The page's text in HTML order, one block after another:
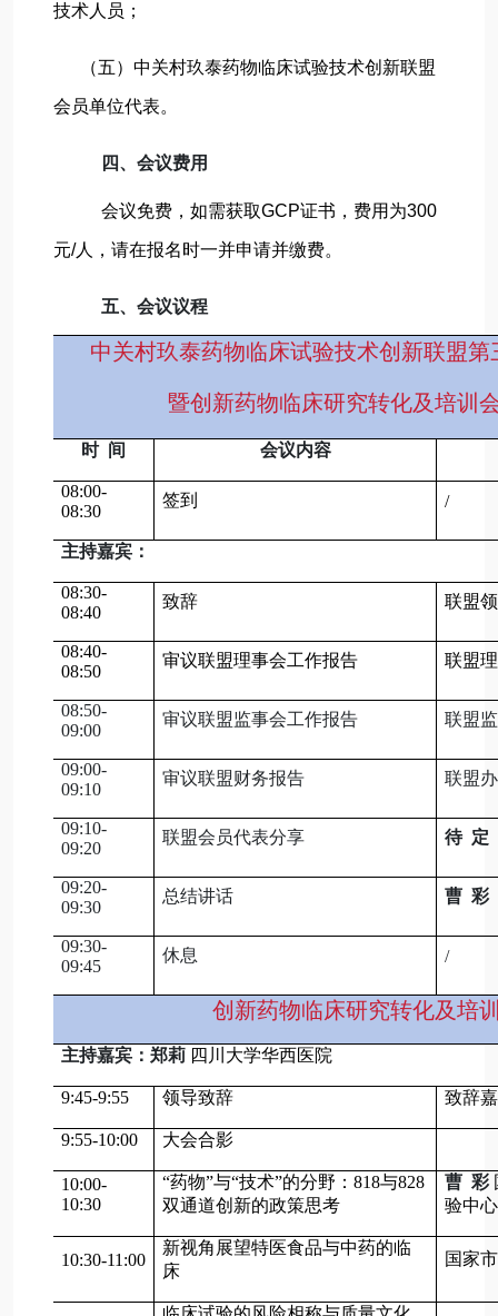
技术人员；
（五）中关村玖泰药物临床试验技术创新联盟
会员单位代表。
四、会议费用
会议免费，如需获取GCP证书，费用为300
元/人，请在报名时一并申请并缴费。
五、会议议程
中关村玖泰药物临床试验技术创新联盟
暨创新药物临床研究转化及培训
时 间 会议内容
08:00-
08:30
签到 /
主持嘉宾：
08:30-
08:40
致辞 联盟
08:40-
08:50
审议联盟理事会工作报告 联盟
08:50-
09:00
审议联盟监事会工作报告 联盟
09:00-
09:10
审议联盟财务报告 联盟
09:10-
09:20
联盟会员代表分享 待 定
09:20-
09:30
总结讲话 曹 彩
09:30-
09:45
休息 /
创新药物临床研究转化及培
主持嘉宾：郑莉 四川大学华西医院
9:45-9:55 领导致辞 致辞
9:55-10:00 大会合影
10:00-
10:30
“药物”与“技术”的分野：818与828
双通道创新的政策思考
曹 彩
验中
10:30-11:00
新视角展望特医食品与中药的临
床
国家